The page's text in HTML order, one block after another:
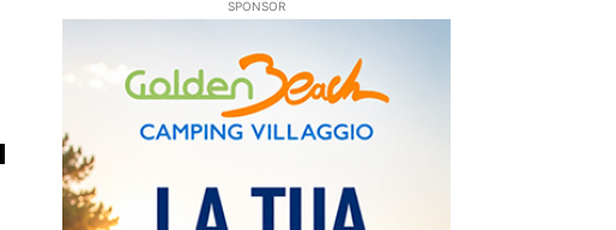
SPONSOR